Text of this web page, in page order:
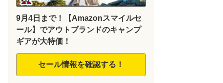
9月4日まで！【Amazonスマイルセ
ール】でアウトブランドのキャンプ
ギアが大特価！
セール情報を確認する！